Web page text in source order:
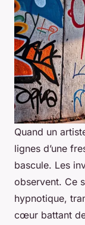
Quand un
lignes d’une
bascule. Les
observent. Ce
hypnotique,
cœur battant